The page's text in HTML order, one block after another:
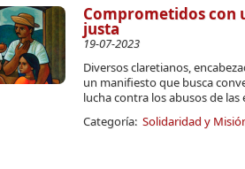
Comprometidos con
justa
19-07-2023
Diversos claretianos,
un manifiesto que busca
lucha contra los abusos de las
Categoría: Solidaridad y